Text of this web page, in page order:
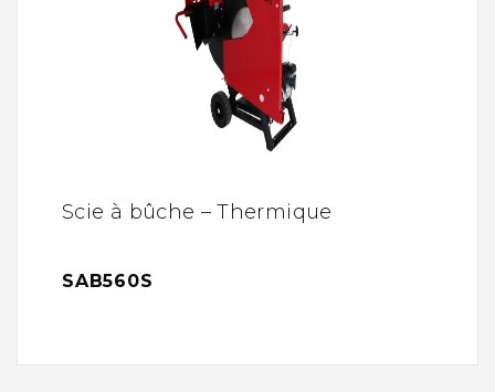
Scie à bûche – Thermique
SAB560S